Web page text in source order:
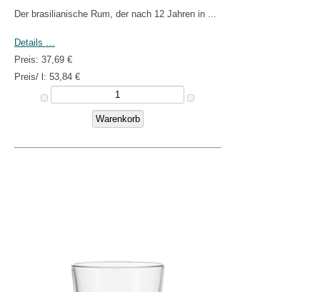
Der brasilianische Rum, der nach 12 Jahren in ...
Details …
Preis: 37,69 €
Preis/ l: 53,84 €